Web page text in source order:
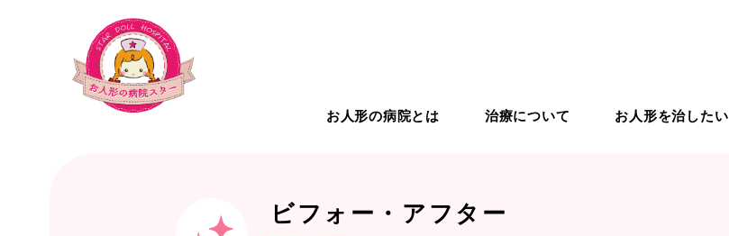
お人形の病院とは 治療について お人形を治したい
ビフォー・アフター